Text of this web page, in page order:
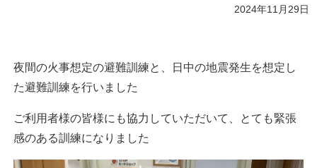
2024年11月29日
夜間の火事想定の避難訓練と、日中の地震発生を想定し
た避難訓練を行いました
ご利用者様の皆様にも協力していただいて、とても緊張
感のある訓練になりました